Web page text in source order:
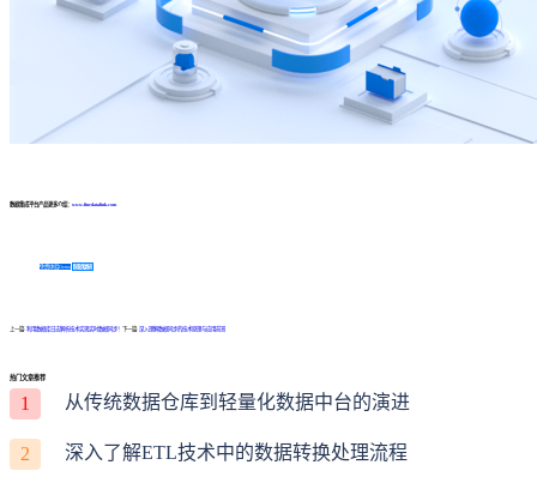
数据集成平台产品更多介绍： www.finedatalink.com
免费体验Demo 咨询方案
上一篇: 利用数据库日志解析技术实现实时数据同步！ 下一篇: 深入理解数据同步的技术原理与应用前景
热门文章推荐
1 从传统数据仓库到轻量化数据中台的演进
2 深入了解ETL技术中的数据转换处理流程